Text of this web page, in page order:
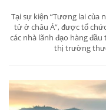
Tại sự kiện “Tương lai của
tử ở châu Á”, được tổ
các nhà lãnh đạo hàng
thị trường